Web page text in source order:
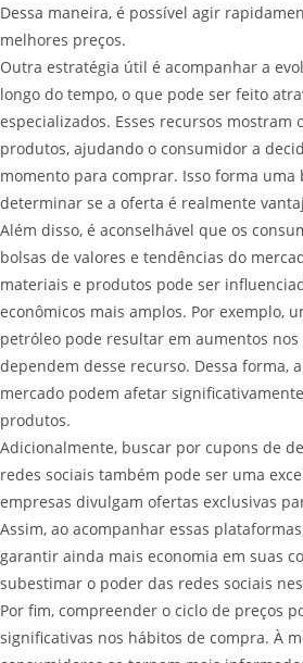
Dessa maneira, é possível agir
melhores preços.
Outra estratégia útil é acompanhar a
longo do tempo, o que pode ser feito
especializados. Esses recursos mostram
produtos, ajudando o consumidor a
momento para comprar. Isso forma uma
determinar se a oferta é realmente
Além disso, é aconselhável que os
bolsas de valores e tendências do
materiais e produtos pode ser
econômicos mais amplos. Por exemplo,
petróleo pode resultar em aumentos
dependem desse recurso. Dessa forma,
mercado podem afetar
produtos.
Adicionalmente, buscar por cupons de
redes sociais também pode ser uma
empresas divulgam ofertas exclusivas
Assim, ao acompanhar essas
garantir ainda mais economia em suas
subestimar o poder das redes sociais
Por fim, compreender o ciclo de preços
significativas nos hábitos de compra. À